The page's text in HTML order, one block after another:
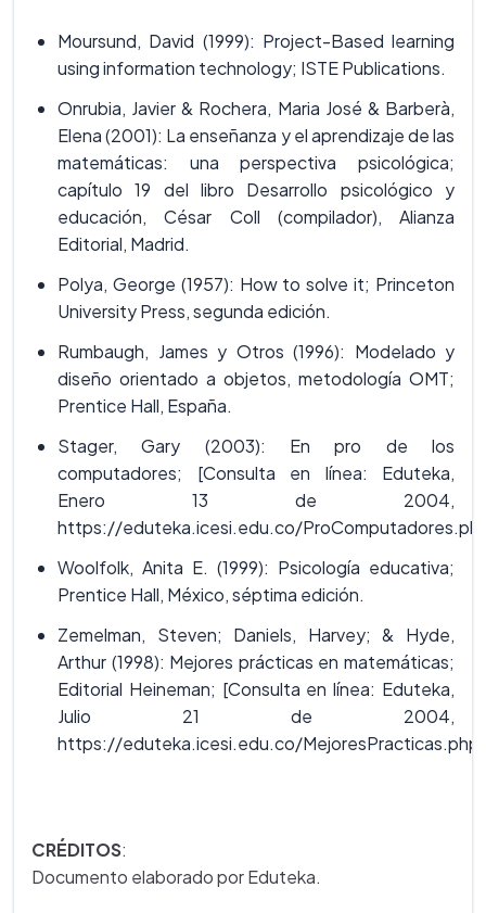
Moursund, David (1999): Project-Based learning
using information technology; ISTE Publications.
Onrubia, Javier & Rochera, Maria José & Barberà,
Elena (2001): La enseñanza y el aprendizaje de las
matemáticas: una perspectiva psicológica;
capítulo 19 del libro Desarrollo psicológico y
educación, César Coll (compilador), Alianza
Editorial, Madrid.
Polya, George (1957): How to solve it; Princeton
University Press, segunda edición.
Rumbaugh, James y Otros (1996): Modelado y
diseño orientado a objetos, metodología OMT;
Prentice Hall, España.
Stager, Gary (2003): En pro de los
computadores; [Consulta en línea: Eduteka,
Enero 13 de 2004,
https://eduteka.icesi.edu.co/
Woolfolk, Anita E. (1999): Psicología educativa;
Prentice Hall, México, séptima edición.
Zemelman, Steven; Daniels, Harvey; & Hyde,
Arthur (1998): Mejores prácticas en matemáticas;
Editorial Heineman; [Consulta en línea: Eduteka,
Julio 21 de 2004,
https://eduteka.icesi.edu.co/MejoresPracticas.php]
CRÉDITOS:
Documento elaborado por Eduteka.